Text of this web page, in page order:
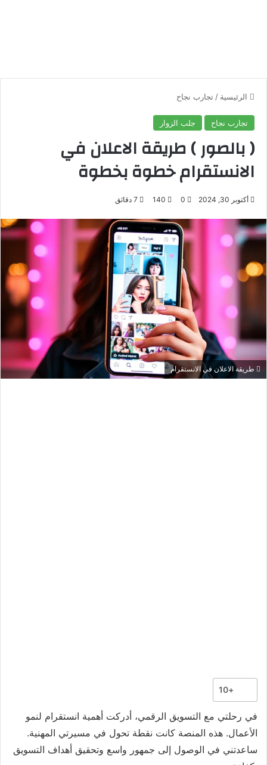
الرئيسية / تجارب نجاح
تجارب نجاح جلب الزوار
( بالصور ) طريقة الاعلان في
الانستقرام خطوة بخطوة
أكتوبر 30, 2024 0
140
طريقة الاعلان في الانستقرام
+10
في رحلتي مع التسويق الرقمي، أدركت أهمية انستقرام لنمو
الأعمال. هذه المنصة كانت نقطة تحول في مسيرتي المهنية.
ساعدتني في الوصول إلى جمهور واسع وتحقيق أهداف التسويق